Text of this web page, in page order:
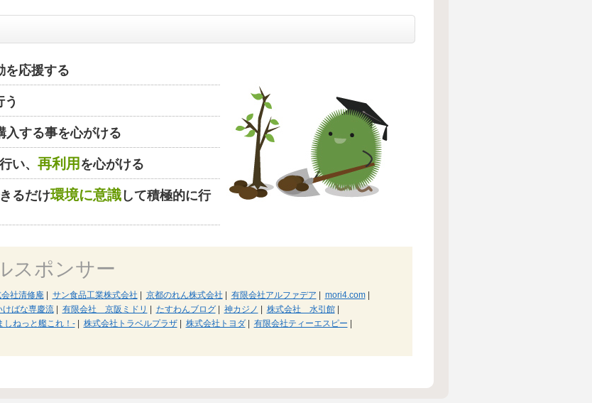
を応援する
う
入する事を心がける
い、 再利用 を心がける
るだけ環境に意識して積極的に行
スポンサー
社清修庵| サン食品工業株式会社 京都のれん株式会社 有限会社アルファデア mori4.com|
けばな専慶流| 有限会社 京阪ミドリ たすわんブログ| 神カジノ 株式会社 水引館|
しねっと艦これ！-| 株式会社トラベルプラザ| 株式会社トヨダ| 有限会社ティーエスピー